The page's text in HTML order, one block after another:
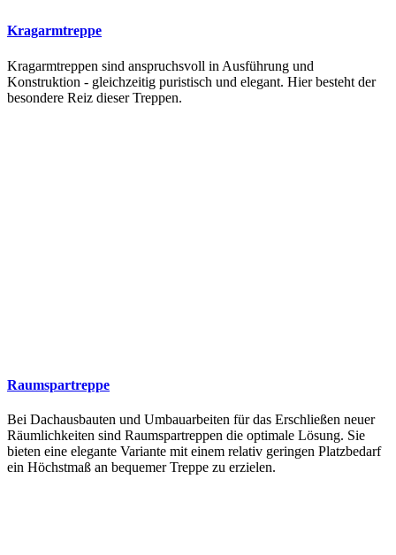
Kragarmtreppe
Kragarmtreppen sind anspruchsvoll in Ausführung und
Konstruktion - gleichzeitig puristisch und elegant. Hier besteht der
besondere Reiz dieser Treppen.
Raumspartreppe
Bei Dachausbauten und Umbauarbeiten für das Erschließen neuer
Räumlichkeiten sind Raumspartreppen die optimale Lösung. Sie
bieten eine elegante Variante mit einem relativ geringen Platzbedarf
ein Höchstmaß an bequemer Treppe zu erzielen.